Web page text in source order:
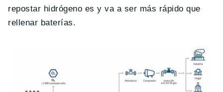
repostar hidrógeno es y va a ser más rápido que
rellenar baterías.